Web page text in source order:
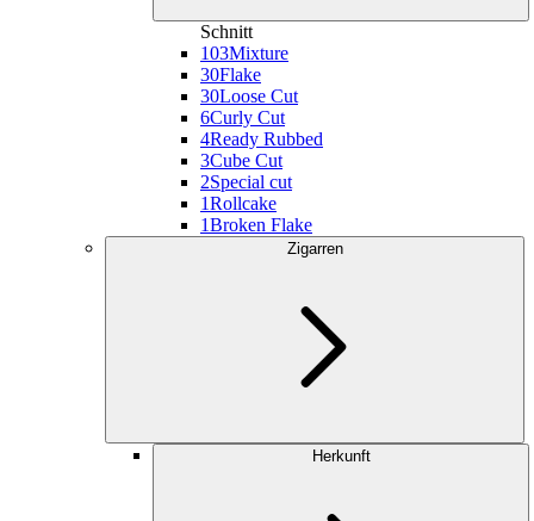
Schnitt
103Mixture
30Flake
30Loose Cut
6Curly Cut
4Ready Rubbed
3Cube Cut
2Special cut
1Rollcake
1Broken Flake
Zigarren
Herkunft